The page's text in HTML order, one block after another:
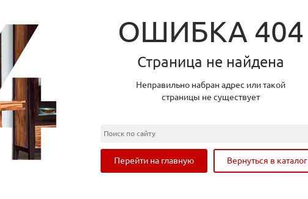
ОШИБКА 404
Страница не найдена
Неправильно набран адрес или такой
страницы не существует
Перейти на главную Вернуться в каталог